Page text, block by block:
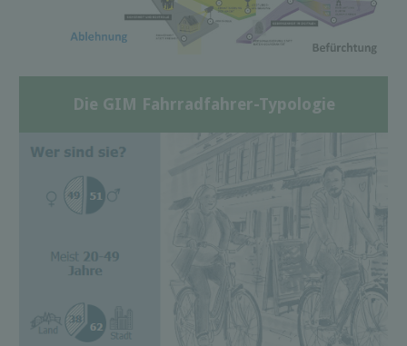
Die GIM Fahrradfahrer-Typologie